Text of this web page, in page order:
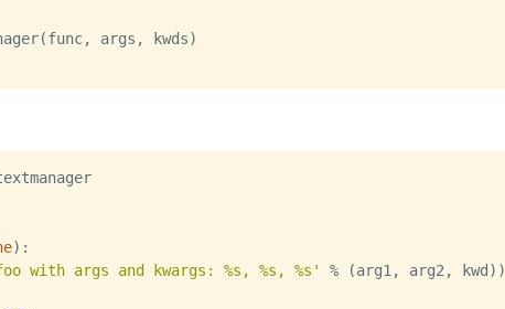
args, kwds)
):
with args and kwargs: %s, %s, %s'
% (arg1, arg2, kwd))